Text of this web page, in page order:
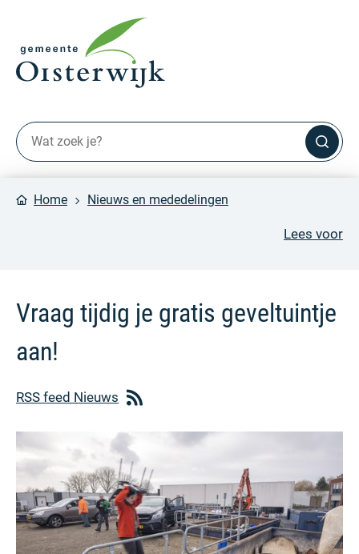
Home Nieuws en mededelingen
Lees voor
Vraag tijdig je gratis geveltuintje
aan!
RSS feed Nieuws